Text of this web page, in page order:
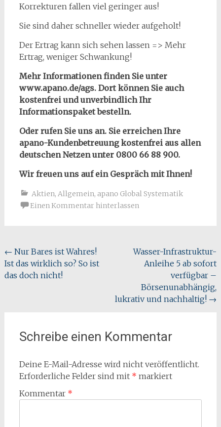
Korrekturen fallen viel geringer aus!
Sie sind daher schneller wieder aufgeholt!
Der Ertrag kann sich sehen lassen => Mehr
Ertrag, weniger Schwankung!
Mehr Informationen finden Sie unter
www.apano.de/ags. Dort können Sie auch
kostenfrei und unverbindlich Ihr
Informationspaket bestelln.
Oder rufen Sie uns an. Sie erreichen Ihre
apano-Kundenbetreuung kostenfrei aus allen
deutschen Netzen unter 0800 66 88 900.
Wir freuen uns auf ein Gespräch mit Ihnen!
Aktien, Allgemein, apano Global Systematik
Einen Kommentar hinterlassen
Beitragsnavigation
← Nur Bares ist Wahres!
Ist das wirklich so? So ist
das doch nicht!
Wasser-Infrastruktur-
Anleihe 5 ab sofort
verfügbar –
Börsenunabhängig,
lukrativ und nachhaltig! →
Schreibe einen Kommentar
Deine E-Mail-Adresse wird nicht veröffentlicht.
Erforderliche Felder sind mit * markiert
Kommentar *